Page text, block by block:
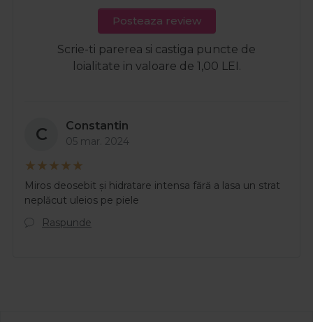
Posteaza review
Scrie-ti parerea si castiga puncte de
loialitate in valoare de 1,00 LEI.
C Constantin
05 mar. 2024
Miros deosebit și hidratare intensa fără a lasa un strat
neplăcut uleios pe piele
Raspunde